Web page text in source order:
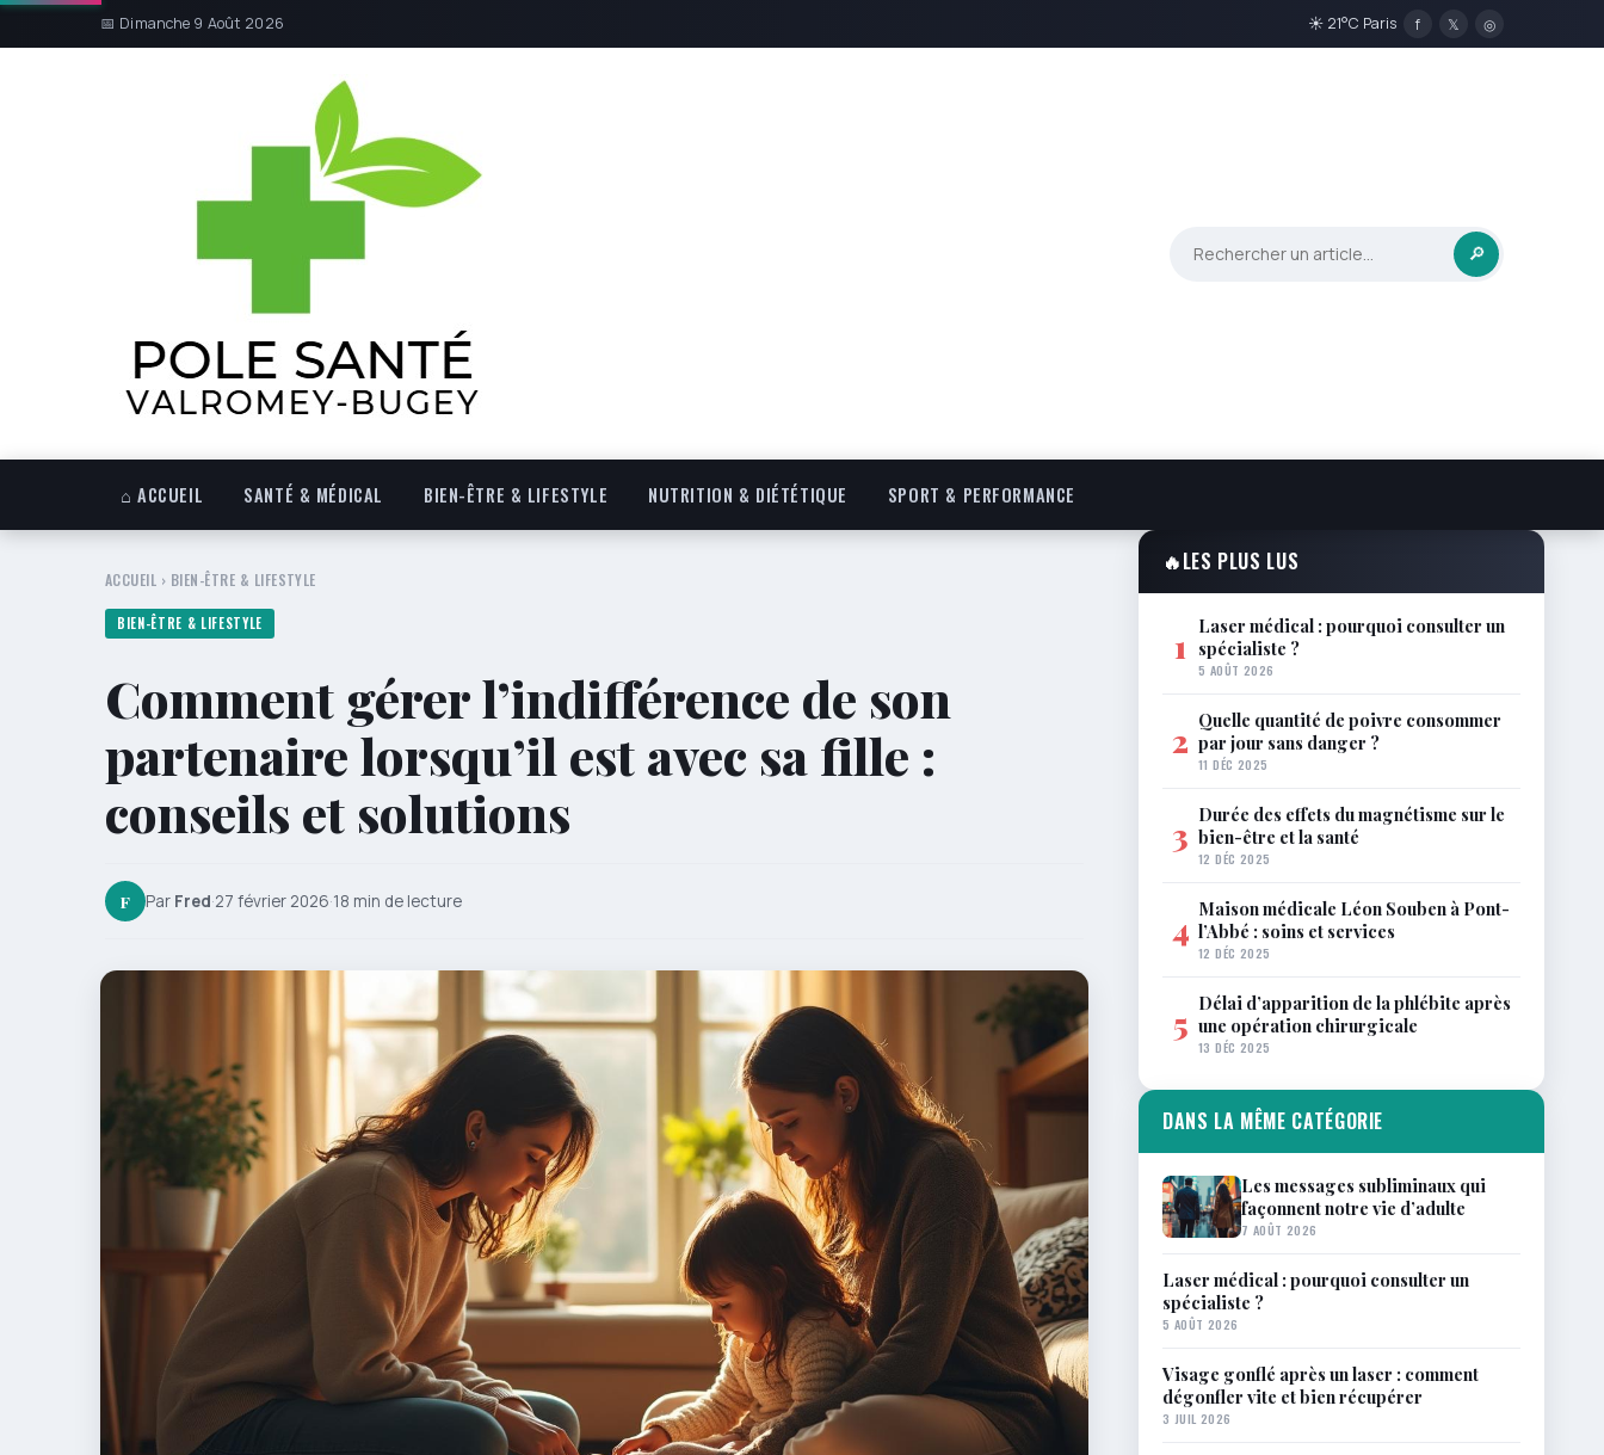
📅 Dimanche 9 Août 2026 ☀ 21°C Paris f 𝕏 ◎
🔎
⌂ ACCUEIL SANTÉ & MÉDICAL BIEN-ÊTRE & LIFESTYLE NUTRITION & DIÉTÉTIQUE SPORT & PERFORMANCE
ACCUEIL › BIEN-ÊTRE & LIFESTYLE
BIEN-ÊTRE & LIFESTYLE
Comment gérer l’indifférence de son
partenaire lorsqu’il est avec sa fille :
conseils et solutions
F Par Fred·27 février 2026·18 min de lecture
🔥LES PLUS LUS
1 Laser médical : pourquoi consulter un
spécialiste ?
5 AOÛT 2026
2 Quelle quantité de poivre consommer
par jour sans danger ?
11 DÉC 2025
3 Durée des effets du magnétisme sur le
bien-être et la santé
12 DÉC 2025
4 Maison médicale Léon Souben à Pont-
l’Abbé : soins et services
12 DÉC 2025
5 Délai d’apparition de la phlébite après
une opération chirurgicale
13 DÉC 2025
DANS LA MÊME CATÉGORIE
Les messages subliminaux qui
façonnent notre vie d’adulte
7 AOÛT 2026
Laser médical : pourquoi consulter un
spécialiste ?
5 AOÛT 2026
Visage gonflé après un laser : comment
dégonfler vite et bien récupérer
3 JUIL 2026